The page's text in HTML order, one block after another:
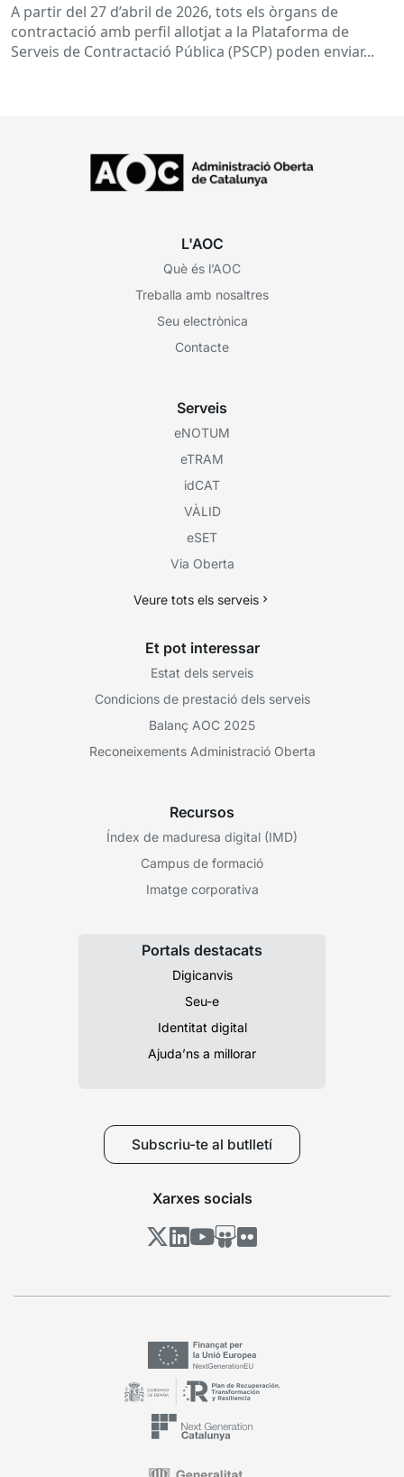
A partir del 27 d’abril de 2026, tots els òrgans de
contractació amb perfil allotjat a la Plataforma de
Serveis de Contractació Pública (PSCP) poden enviar...
L'AOC
Què és l’AOC
Treballa amb nosaltres
Seu electrònica
Contacte
Serveis
eNOTUM
eTRAM
idCAT
VÀLID
eSET
Via Oberta
Veure tots els serveis
Et pot interessar
Estat dels serveis
Condicions de prestació dels serveis
Balanç AOC 2025
Reconeixements Administració Oberta
Recursos
Índex de maduresa digital (IMD)
Campus de formació
Imatge corporativa
Portals destacats
Digicanvis
Seu-e
Identitat digital
Ajuda’ns a millorar
Subscriu-te al butlletí
Xarxes socials